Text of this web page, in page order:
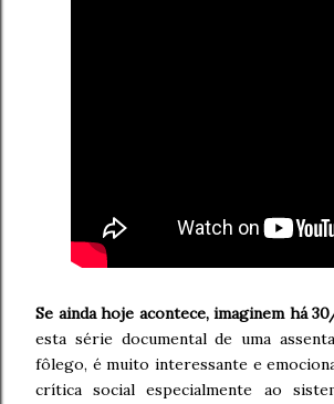
Se ainda hoje acontece, imaginem há
esta série documental de uma
fôlego, é muito interessante e
crítica social especialmente ao